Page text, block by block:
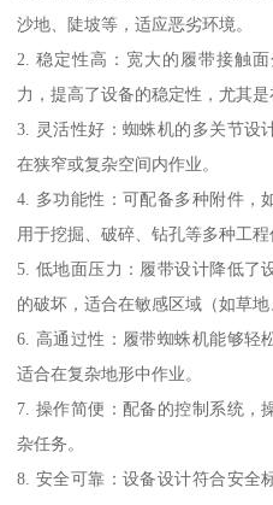
沙地、陡坡等，适应恶劣环境。
2. 稳定性高：宽大的履带接触
力，提高了设备的稳定性，尤其是
3. 灵活性好：蜘蛛机的多关节设
在狭窄或复杂空间内作业。
4. 多功能性：可配备多种附件，
用于挖掘、破碎、钻孔等多种工程
5. 低地面压力：履带设计降低了
的破坏，适合在敏感区域（如草地
6. 高通过性：履带蜘蛛机能够轻
适合在复杂地形中作业。
7. 操作简便：配备的控制系统，
杂任务。
8. 安全可靠：设备设计符合安全